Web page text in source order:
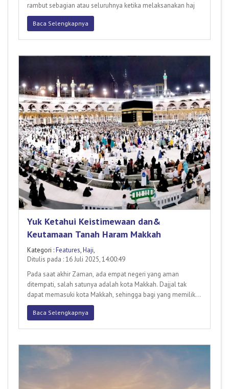
rambut sebagian atau seluruhnya ketika melaksanakan haj
Baca Selengkapnya
Yuk Ketahui Keistimewaan dan&
Keutamaan Tanah Haram Makkah
Kategori :Features,Haji,
Ditulis pada : 16 Juli 2025, 14:00:49
Pada saat akhir Zaman, ada empat negeri yang aman
ditempati, salah satunya adalah kota Makkah. Dajjal tak
dapat memasuki kota Makkah, sehingga bagi yang memiliki
kesempatan un
Baca Selengkapnya